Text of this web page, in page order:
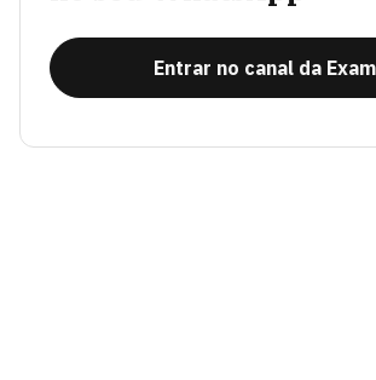
Entrar no canal da